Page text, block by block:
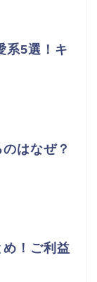
系5選！キ
はなぜ？
！ご利益